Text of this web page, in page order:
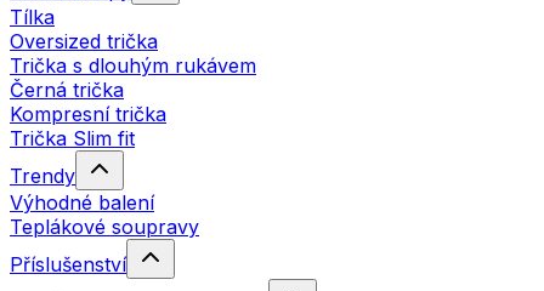
Tílka
Oversized trička
Trička s dlouhým rukávem
Černá trička
Kompresní trička
Trička Slim fit
Trendy
Výhodné balení
Teplákové soupravy
Příslušenství